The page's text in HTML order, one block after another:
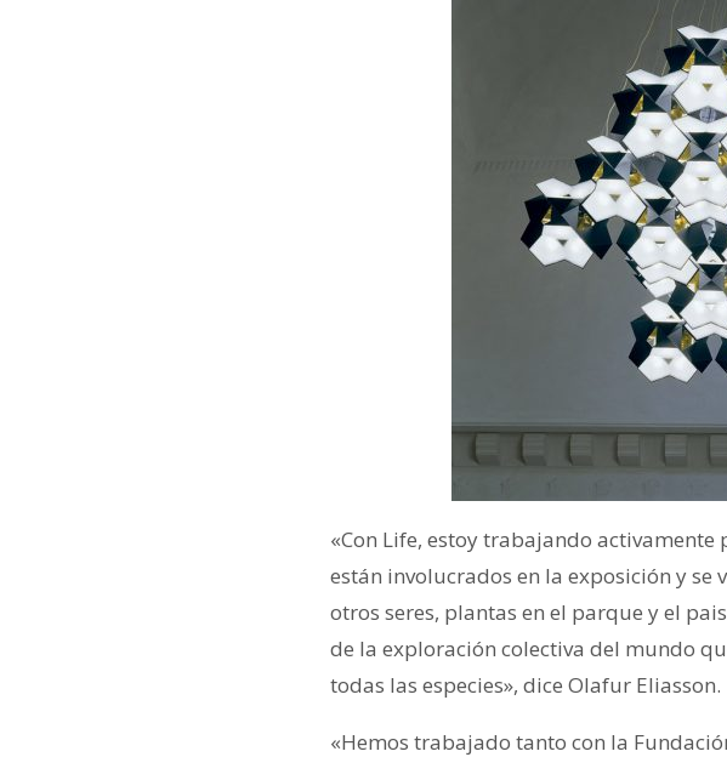
«Con Life, estoy trabajando
están involucrados en la exposición y se
otros seres, plantas en el parque y el
de la exploración colectiva del mundo
todas las especies», dice Olafur Eliasson.
«Hemos trabajado tanto con la